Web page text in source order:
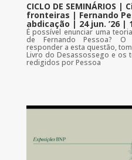
CICLO DE SEMINÁRIOS
fronteiras | Fernando
abdicação | 24 jun. ’26 |
É possível enunciar uma
de Fernando Pessoa? O
responder a esta questão,
Livro do Desassossego e os
redigidos por Pessoa